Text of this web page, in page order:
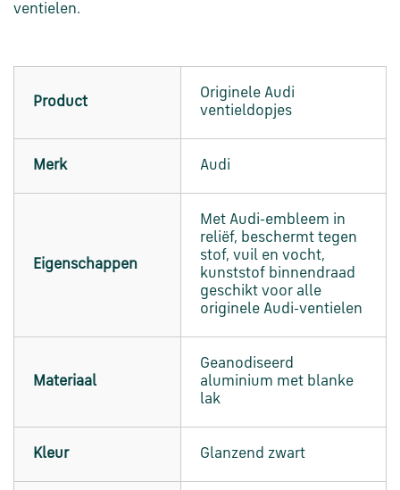
Retourinformatie
Klantenservice
ventielen.
Product
Originele Audi
ventieldopjes
Merk Audi
Eigenschappen
Met Audi-embleem in
reliëf, beschermt tegen
stof, vuil en vocht,
kunststof binnendraad
geschikt voor alle
originele Audi-ventielen
Materiaal
Geanodiseerd
aluminium met blanke
lak
Kleur Glanzend zwart